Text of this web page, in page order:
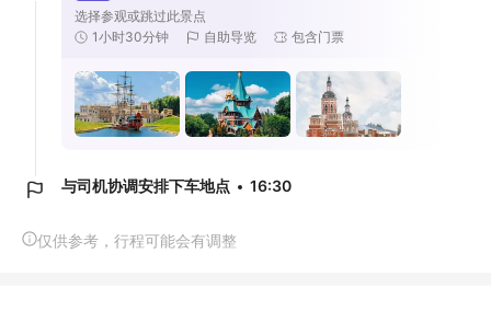
选择参观或跳过此景点
1小时30分钟
自助导览 包含门票
与司机协调安排下车地点 16:30
仅供参考，行程可能会有调整